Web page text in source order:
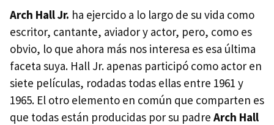
Arch Hall Jr. ha ejercido a lo largo de su vida como
escritor, cantante, aviador y actor, pero, como es
obvio, lo que ahora más nos interesa es esa última
faceta suya. Hall Jr. apenas participó como actor en
siete películas, rodadas todas ellas entre 1961 y
1965. El otro elemento en común que comparten es
que todas están producidas por su padre Arch Hall